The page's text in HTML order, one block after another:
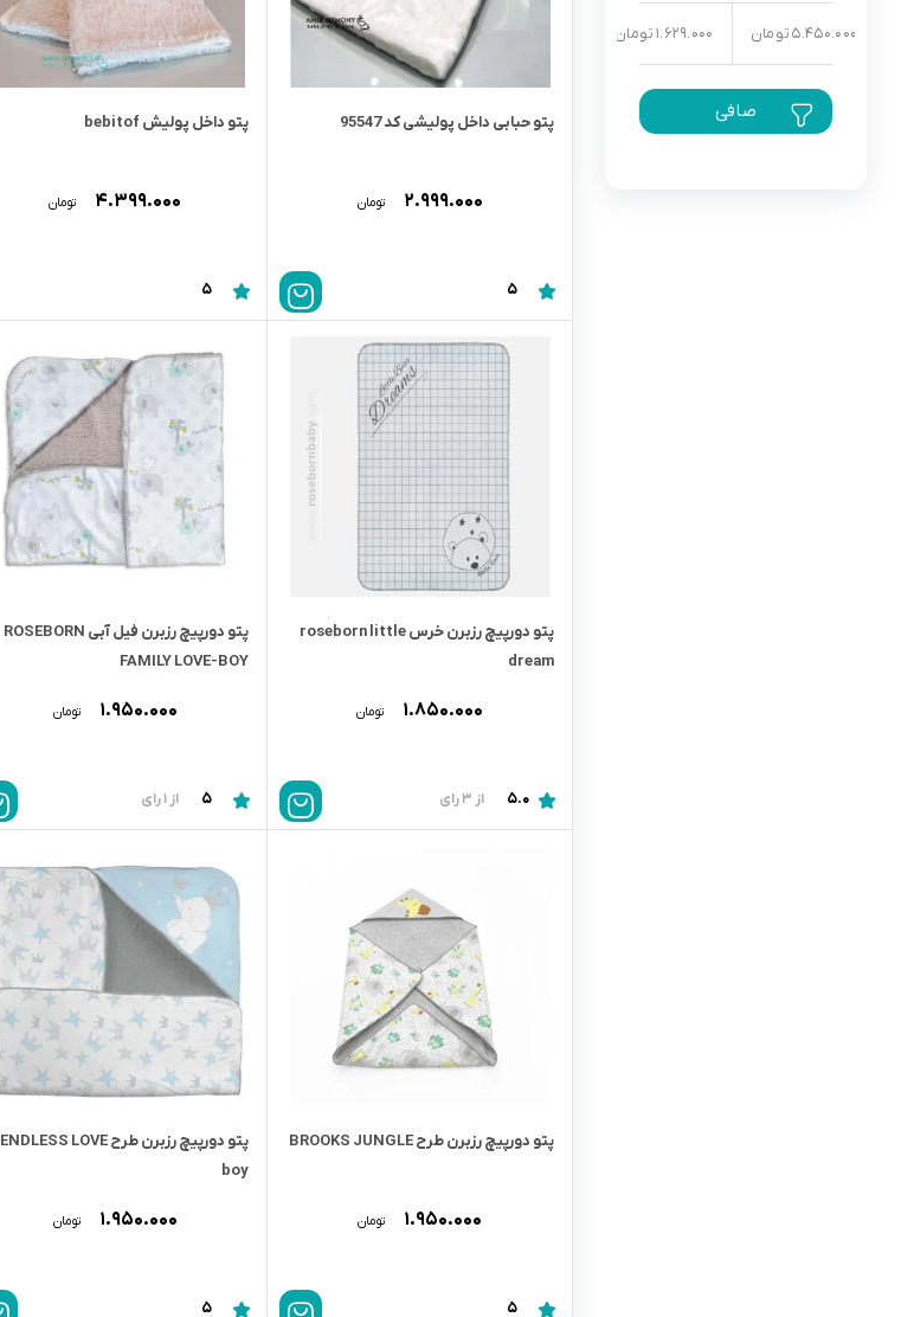
دستگاه بخور سرد کودک
لباس و اکسسوری
1.629.000 تومان 5.450.000 تومان
صافی پتو حبابی داخل پولیشی کد 95547
۲.۹۹۹.۰۰۰ تومان
5
پتو داخل پولیش bebitof
۴.۳۹۹.۰۰۰ تومان
5
پتو دورپيچ رزبرن خرس roseborn little
dream
۱.۸۵۰.۰۰۰ تومان
5.0 از 3 رای
پتو دورپيچ رزبرن فيل آبى ROSEBORN
FAMILY LOVE-BOY
۱.۹۵۰.۰۰۰ تومان
5 از 1 رای
پتو دورپیچ رزبرن طرح BROOKS JUNGLE
۱.۹۵۰.۰۰۰ تومان
5
پتو دورپیچ رزبرن طرح ENDLESS LOVE
boy
۱.۹۵۰.۰۰۰ تومان
5